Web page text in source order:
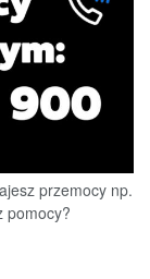
przemocy np.
pomocy?